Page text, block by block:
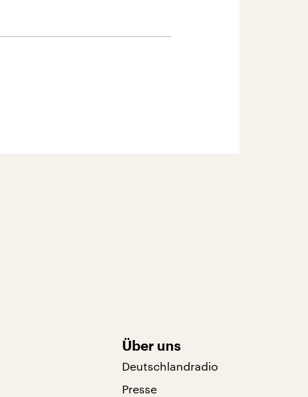
Über uns
Deutschlandradio
Presse